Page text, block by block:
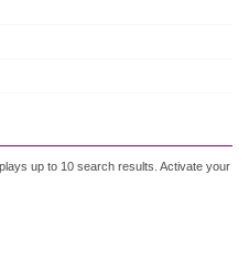
up to 10 search results. Activate your